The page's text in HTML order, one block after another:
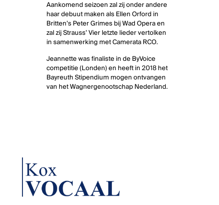
Aankomend seizoen zal zij onder andere
haar debuut maken als Ellen Orford in
Britten’s Peter Grimes bij Wad Opera en
zal zij Strauss’ Vier letzte lieder vertolken
in samenwerking met Camerata RCO.
Jeannette was finaliste in de ByVoice
competitie (Londen) en heeft in 2018 het
Bayreuth Stipendium mogen ontvangen
van het Wagnergenootschap Nederland.